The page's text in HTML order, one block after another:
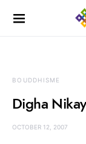
BOUDDHISME
Digha
OCTOBER 12, 2007